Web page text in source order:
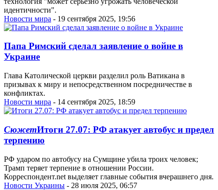
идентичности".
Новости мира - 19 сентября 2025, 19:56
Папа Римский сделал заявление о войне в
Украине
Глава Католической церкви разделил роль Ватикана в
призывах к миру и непосредственном посредничестве в
конфликтах.
Новости мира - 14 сентября 2025, 18:59
СюжетИтоги 27.07: РФ атакует автобус и предел
терпению
РФ ударом по автобусу на Сумщине убила троих человек;
Трамп теряет терпение в отношении России.
Корреспондент.net выделяет главные события вчерашнего дня.
Новости Украины - 28 июля 2025, 06:57